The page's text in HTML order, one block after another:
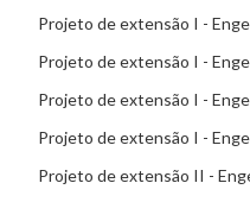
Projeto de extensão I -
Projeto de extensão I -
Projeto de extensão I -
Projeto de extensão I -
Projeto de extensão II -